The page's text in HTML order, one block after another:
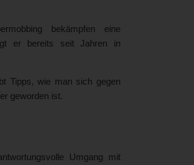
bekämpfen eine
er bereits seit Jahren in
Tipps, wie man sich gegen
geworden ist.
Umgang mit